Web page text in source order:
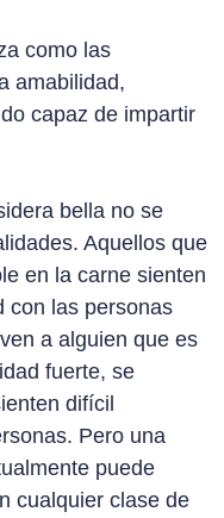
como las
amabilidad,
capaz de impartir
bella no se
Aquellos que
en la carne sienten
con las personas
a alguien que es
fuerte, se
difícil
Pero una
puede
cualquier clase de